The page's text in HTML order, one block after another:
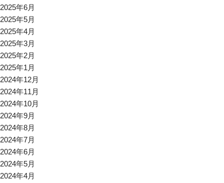
2025年6月
2025年5月
2025年4月
2025年3月
2025年2月
2025年1月
2024年12月
2024年11月
2024年10月
2024年9月
2024年8月
2024年7月
2024年6月
2024年5月
2024年4月